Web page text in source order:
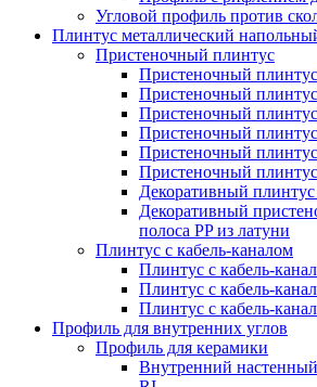
Угловой профиль против
Плинтус металлический
Пристеночный плинтус
Пристеночный
Пристеночный
Пристеночный
Пристеночный
Пристеночный
Пристеночный
Декоративный плинтус
Декоративный
полоса PP из латуни
Плинтус с кабель-каналом
Плинтус с кабель-
Плинтус с кабель-
Плинтус с кабель-
Профиль для внутренних углов
Профиль для керамики
Внутренний